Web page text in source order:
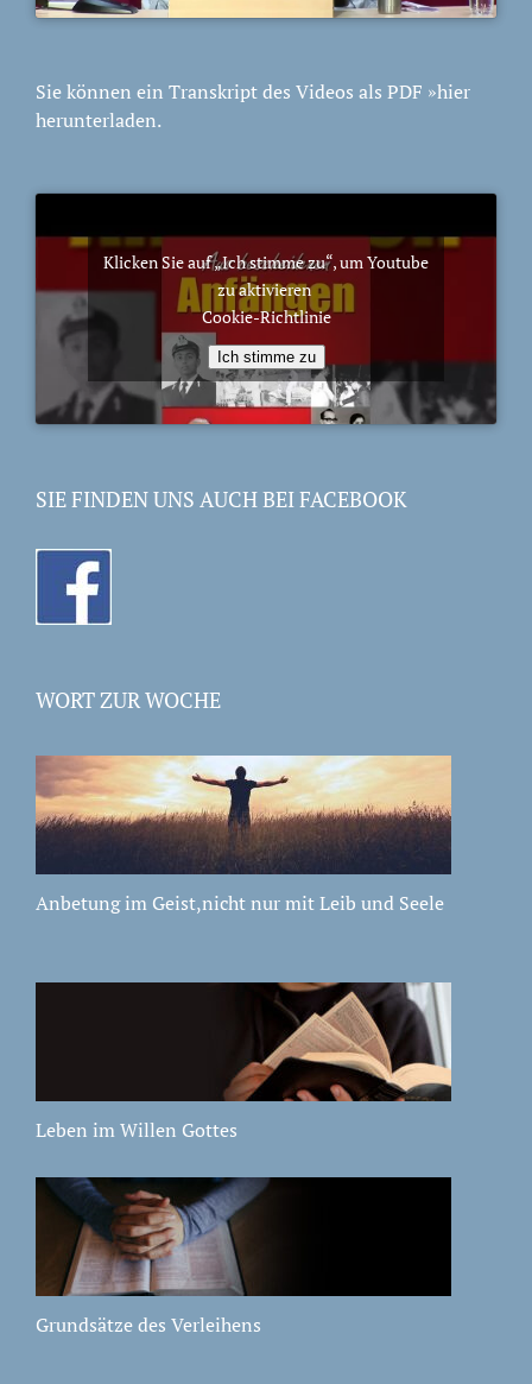
Sie können ein Transkript des Videos als PDF »hier
herunterladen.
Klicken Sie auf „Ich stimme zu“, um Youtube
zu aktivieren
Cookie-Richtlinie
Ich stimme zu
SIE FINDEN UNS AUCH BEI FACEBOOK
WORT ZUR WOCHE
Anbetung im Geist,nicht nur mit Leib und Seele
Leben im Willen Gottes
Grundsätze des Verleihens